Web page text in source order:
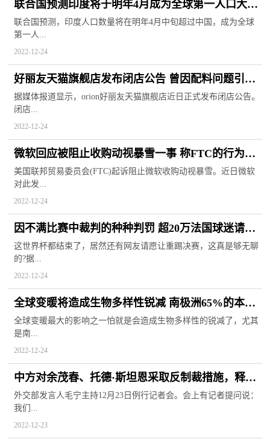
联合国预测印度将于明年4月成为全球第一人口大国
数量持续增长
联合国预测，印度人口数量将在明年4月中旬超过中国，成为全球
第一人...
2022-12-24
好丽友天猫旗舰店发布闭店公告 曾因配料问题引起
网友大规模抵制
据媒体报道显示，orion好丽友天猫旗舰店近日正式发布闭店公告。
闭店...
2022-12-24
微软回应被阻止收购动视暴雪一事 称FTC的行为或
违反美国宪法
美国联邦贸易委员会(FTC)起诉阻止微软收购动视暴雪。近日微软
对此发...
2022-12-24
因不满比赛中裁判的种种判罚 超20万法国球迷请求
重踢世界杯决赛
这世界杯都结束了，居然还有网友请愿让重踢决赛，这真是够无聊
的?据...
2022-12-24
全球变暖将造成生物多样性锐减 南极洲65%的本土
物种或在本世纪消失
全球变暖最大的影响之一怕就是会造成生物多样性的锐减了，尤其
是南...
2022-12-24
中方对余茂春、托德·斯坦恩采取反制裁措施，释放
什么信号？外交部回应:全球快资讯
外交部发言人毛宁主持12月23日例行记者会。会上有记者提问说：
我们...
2022-12-23